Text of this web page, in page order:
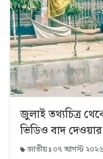
জুলাই তথ্যচিত্র
ভিডিও বাদ
জাতীয় ০৭ আগস্ট